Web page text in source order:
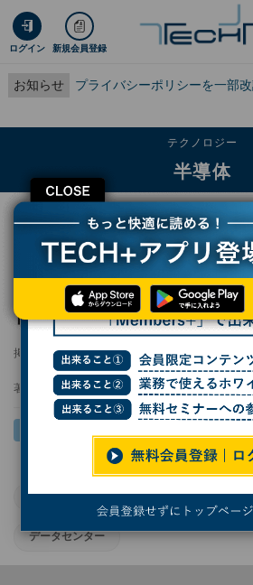
ログイン 新規会員登録
お知らせ プライバシーポリシーを一部
CLOSE
テクノロジー
半導体
TECH+ テクノロジー
半導体
オンセミ、QorvoのSiC JFET技術ポートフォリオ
オンセミ、QorvoのSiC
リオの買収を完了
掲載日 2025/01/16 16:32
著者： 小林行雄
FA オンセミ 自動車開発
データセンター